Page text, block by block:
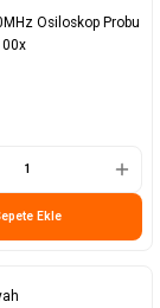
Osiloskop Probu
Ekle